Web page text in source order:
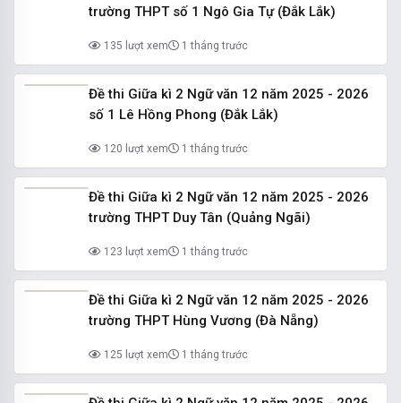
trường THPT số 1 Ngô Gia Tự (Đắk Lắk)
135 lượt xem 1 tháng trước
Đề thi Giữa kì 2 Ngữ văn 12 năm 2025 - 2026
số 1 Lê Hồng Phong (Đắk Lắk)
120 lượt xem 1 tháng trước
Đề thi Giữa kì 2 Ngữ văn 12 năm 2025 - 2026
trường THPT Duy Tân (Quảng Ngãi)
123 lượt xem 1 tháng trước
Đề thi Giữa kì 2 Ngữ văn 12 năm 2025 - 2026
trường THPT Hùng Vương (Đà Nẵng)
125 lượt xem 1 tháng trước